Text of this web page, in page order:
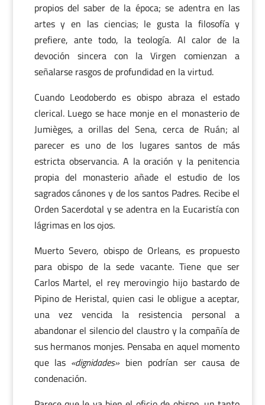
propios del saber de la época; se adentra en las
artes y en las ciencias; le gusta la filosofía y
prefiere, ante todo, la teología. Al calor de la
devoción sincera con la Virgen comienzan a
señalarse rasgos de profundidad en la virtud.
Cuando Leodoberdo es obispo abraza el estado
clerical. Luego se hace monje en el monasterio de
Jumièges, a orillas del Sena, cerca de Ruán; al
parecer es uno de los lugares santos de más
estricta observancia. A la oración y la penitencia
propia del monasterio añade el estudio de los
sagrados cánones y de los santos Padres. Recibe el
Orden Sacerdotal y se adentra en la Eucaristía con
lágrimas en los ojos.
Muerto Severo, obispo de Orleans, es propuesto
para obispo de la sede vacante. Tiene que ser
Carlos Martel, el rey merovingio hijo bastardo de
Pipino de Heristal, quien casi le obligue a aceptar,
una vez vencida la resistencia personal a
abandonar el silencio del claustro y la compañía de
sus hermanos monjes. Pensaba en aquel momento
que las «dignidades» bien podrían ser causa de
condenación.